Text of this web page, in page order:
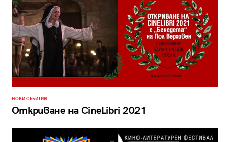
НОВИ СЪБИТИЯ
Откриване на CineLibri 2021